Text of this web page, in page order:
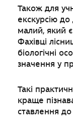
Також для
екскурсію до
малий, який
Фахівці
біологічні
значення у
Такі
краще
ставлення